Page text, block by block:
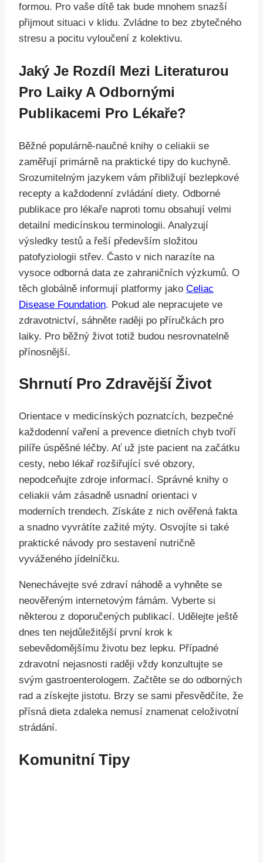
formou. Pro vaše dítě tak bude mnohem snazší
přijmout situaci v klidu. Zvládne to bez zbytečného
stresu a pocitu vyloučení z kolektivu.
Jaký Je Rozdíl Mezi Literaturou
Pro Laiky A Odbornými
Publikacemi Pro Lékaře?
Běžné populárně-naučné knihy o celiakii se
zaměřují primárně na praktické tipy do kuchyně.
Srozumitelným jazykem vám přibližují bezlepkové
recepty a každodenní zvládání diety. Odborné
publikace pro lékaře naproti tomu obsahují velmi
detailní medicínskou terminologii. Analyzují
výsledky testů a řeší především složitou
patofyziologii střev. Často v nich narazíte na
vysoce odborná data ze zahraničních výzkumů. O
těch globálně informují platformy jako Celiac
Disease Foundation. Pokud ale nepracujete ve
zdravotnictví, sáhněte raději po příručkách pro
laiky. Pro běžný život totiž budou nesrovnatelně
přínosnější.
Shrnutí Pro Zdravější Život
Orientace v medicínských poznatcích, bezpečné
každodenní vaření a prevence dietních chyb tvoří
pilíře úspěšné léčby. Ať už jste pacient na začátku
cesty, nebo lékař rozšiřující své obzory,
nepodceňujte zdroje informací. Správné knihy o
celiakii vám zásadně usnadní orientaci v
moderních trendech. Získáte z nich ověřená fakta
a snadno vyvrátíte zažité mýty. Osvojíte si také
praktické návody pro sestavení nutričně
vyváženého jídelníčku.
Nenechávejte své zdraví náhodě a vyhněte se
neověřeným internetovým fámám. Vyberte si
některou z doporučených publikací. Udělejte ještě
dnes ten nejdůležitější první krok k
sebevědomějšímu životu bez lepku. Případné
zdravotní nejasnosti raději vždy konzultujte se
svým gastroenterologem. Začtěte se do odborných
rad a získejte jistotu. Brzy se sami přesvědčíte, že
přísná dieta zdaleka nemusí znamenat celoživotní
strádání.
Komunitní Tipy